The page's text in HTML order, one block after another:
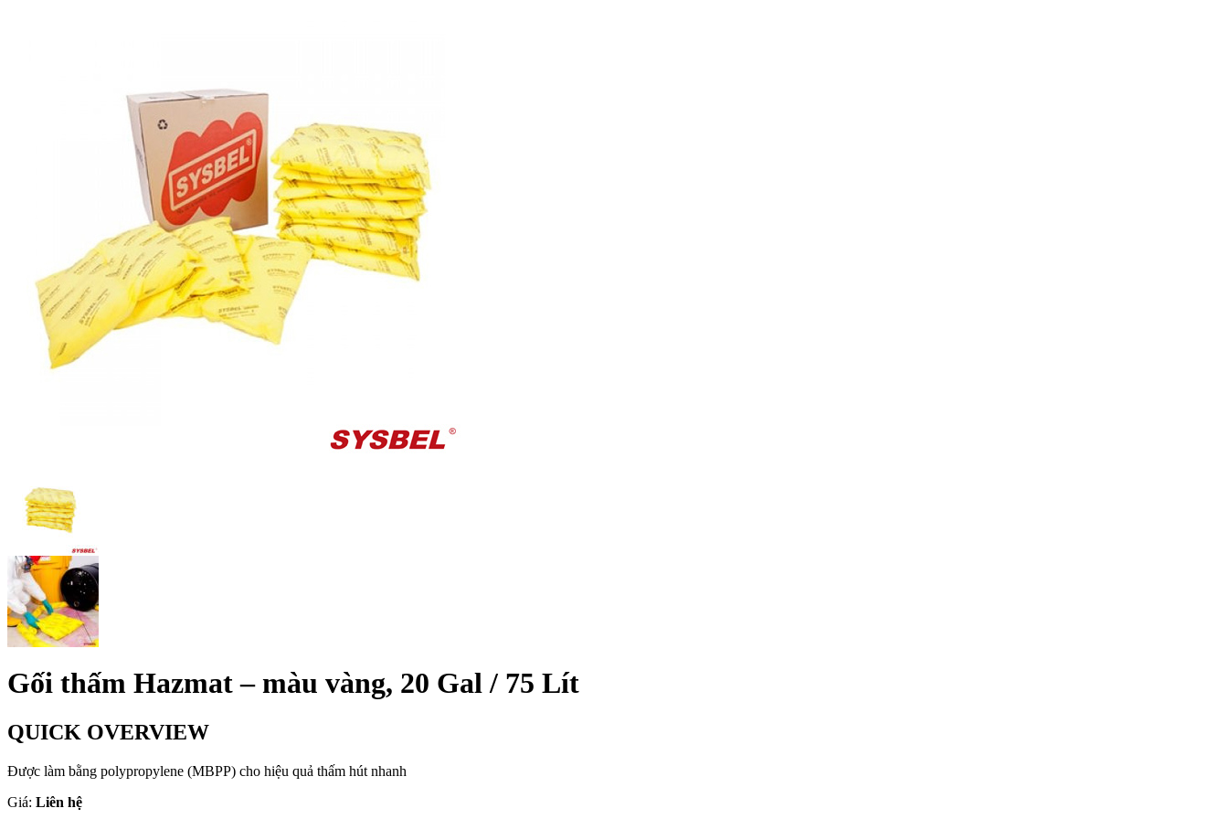
Gối thấm Hazmat – màu vàng, 20 Gal / 75 Lít
QUICK OVERVIEW
Được làm bằng polypropylene (MBPP) cho hiệu quả thấm hút nhanh
Giá: Liên hệ